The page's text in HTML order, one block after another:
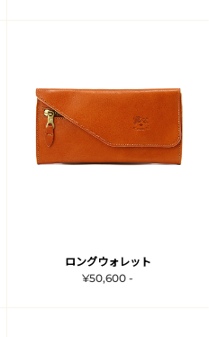
ロングウォレット
¥50,600 -